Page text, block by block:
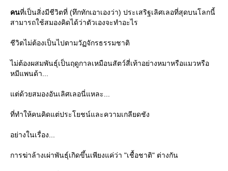
คนที่เป็นสิ่งมีชีวิตที่ (ทึกทักเอาเองว่า) ประเสริฐเลิศเลอที่สุดบนโลกนี้
สามารถใช้สมองคิดได้ว่าตัวเองจะทำอะไร
ชีวิตไม่ต้องเป็นไปตามวัฏจักรธรรมชาติ
ไม่ต้องผสมพันธุ์เป็นฤดูกาลเหมือนสัตว์สี่เท้าอย่างหมาหรือแมวหรือ
หมีแพนด้า...
ต่ด้วยสมองอันเลิศเลอนี่แหละ...
ที่ทำให้คนคิดแต่ประโยชน์และความเกลียดชัง
อย่างในเรื่อง...
การฆ่าล้างเผ่าพันธุ์เกิดขึ้นเพียงแค่ว่า "เชื้อชาติ" ต่างกัน